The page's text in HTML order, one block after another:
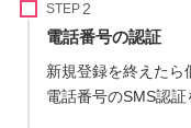
STEP
電話番号の認証
新規登録を終えたら
電話番号のSMS認証